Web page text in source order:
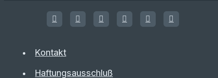
Kontakt
Haftungsausschluß